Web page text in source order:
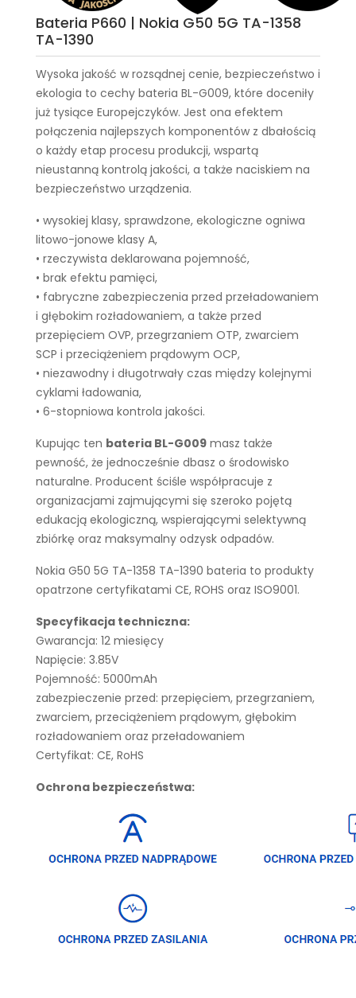
Bateria P660 | Nokia G50 5G TA-1358
TA-1390
Wysoka jakość w rozsądnej cenie, bezpieczeństwo i
ekologia to cechy bateria BL-G009, które doceniły
już tysiące Europejczyków. Jest ona efektem
połączenia najlepszych komponentów z dbałością
o każdy etap procesu produkcji, wspartą
nieustanną kontrolą jakości, a także naciskiem na
bezpieczeństwo urządzenia.
• wysokiej klasy, sprawdzone, ekologiczne ogniwa
litowo-jonowe klasy A,
• rzeczywista deklarowana pojemność,
• brak efektu pamięci,
• fabryczne zabezpieczenia przed przeładowaniem
i głębokim rozładowaniem, a także przed
przepięciem OVP, przegrzaniem OTP, zwarciem
SCP i przeciążeniem prądowym OCP,
• niezawodny i długotrwały czas między kolejnymi
cyklami ładowania,
• 6-stopniowa kontrola jakości.
Kupując ten bateria BL-G009 masz także
pewność, że jednocześnie dbasz o środowisko
naturalne. Producent ściśle współpracuje z
organizacjami zajmującymi się szeroko pojętą
edukacją ekologiczną, wspierającymi selektywną
zbiórkę oraz maksymalny odzysk odpadów.
Nokia G50 5G TA-1358 TA-1390 bateria to produkty
opatrzone certyfikatami CE, ROHS oraz ISO9001.
Specyfikacja techniczna:
Gwarancja: 12 miesięcy
Napięcie: 3.85V
Pojemność: 5000mAh
zabezpieczenie przed: przepięciem, przegrzaniem,
zwarciem, przeciążeniem prądowym, głębokim
rozładowaniem oraz przeładowaniem
Certyfikat: CE, RoHS
Ochrona bezpieczeństwa: